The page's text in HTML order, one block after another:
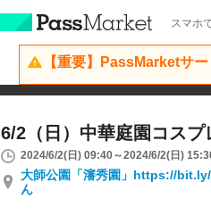
スマホ
【重要】PassMarketサ
6/2（日）中華庭園コスプ
2024/6/2(日) 09:40～2024/6/2(日)
大師公園「瀋秀園」https://
ん